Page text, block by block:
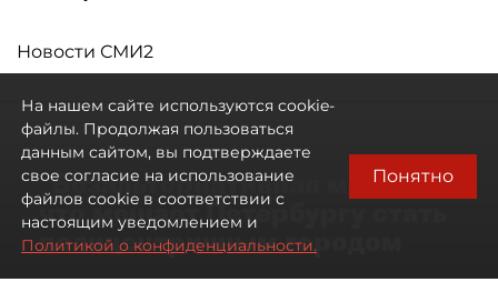
Новости СМИ2
"Безальтернативная модель":
что мешает Петербургу стать
полицентричным городом
На нашем сайте используются cookie-
файлы. Продолжая пользоваться
данным сайтом, вы подтверждаете
свое согласие на использование
файлов cookie в соответствии с
настоящим уведомлением и
Политикой о конфиденциальности.
Понятно